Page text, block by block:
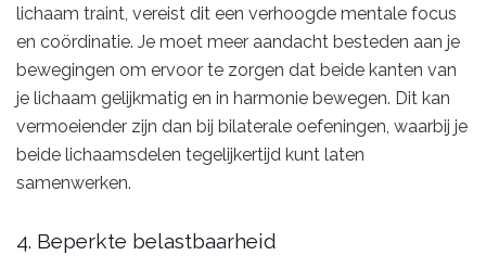
lichaam traint, vereist dit een verhoogde mentale focus
en coördinatie. Je moet meer aandacht besteden aan je
bewegingen om ervoor te zorgen dat beide kanten van
je lichaam gelijkmatig en in harmonie bewegen. Dit kan
vermoeiender zijn dan bij bilaterale oefeningen, waarbij je
beide lichaamsdelen tegelijkertijd kunt laten
samenwerken.
4. Beperkte belastbaarheid